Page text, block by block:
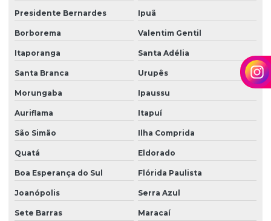
Presidente Bernardes Ipuã
Borborema Valentim Gentil
Itaporanga Santa Adélia
Santa Branca Urupês
Morungaba Ipaussu
Auriflama Itapuí
São Simão Ilha Comprida
Quatá Eldorado
Boa Esperança do Sul Flórida Paulista
Joanópolis Serra Azul
Sete Barras Maracaí